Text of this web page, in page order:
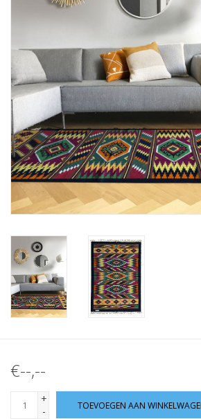
Notebooks & accessoires
Vloerkussens
Vloerkleden
€--,--
+
-
TOEVOEGEN AAN